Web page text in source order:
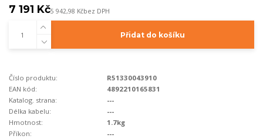
7 191 Kč5 942,98 Kčbez DPH
Přidat do košíku
Číslo produktu:
R51330043910
EAN kód:
4892210165831
Katalog. strana:
---
Délka kabelu:
---
Hmotnost:
1.7kg
Příkon:
---